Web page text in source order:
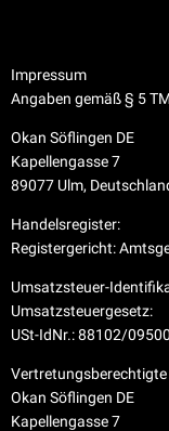
Impressum
Angaben gemäß § 5
Okan Söflingen DE
Kapellengasse 7
89077 Ulm,
Handelsregister:
Registergericht:
Umsatzsteuer-
Umsatzsteuergesetz:
USt-IdNr.: 88102/09500
Okan Söflingen DE
Kapellengasse 7